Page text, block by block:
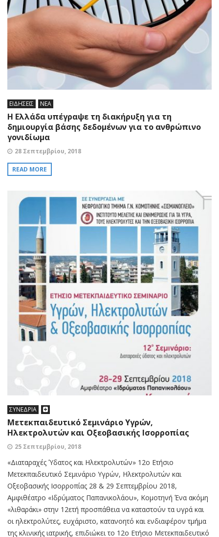
ΕΙΔΗΣΕΙΣ ΝΕΑ
H Ελλάδα υπέγραψε τη διακήρυξη για τη
δημιουργία βάσης δεδομένων για το ανθρώπινο
γονιδίωμα
28 Σεπτεμβρίου, 2018
READ MORE
ΣΥΝΕΔΡΙΑ
Μετεκπαιδευτικό Σεμινάριο Υγρών,
Ηλεκτρολυτών και Οξεοβασικής Ισορροπίας
25 Σεπτεμβρίου, 2018
«Διαταραχές Ύδατος και Ηλεκτρολυτών» 12ο Ετήσιο
Μετεκπαιδευτικό Σεμινάριο Υγρών, Ηλεκτρολυτών και
Οξεοβασικής Ισορροπίας 28 & 29 Σεπτεμβρίου 2018,
Αμφιθέατρο «Ιδρύματος Παπανικολάου», Κομοτηνή Ένα ακόμη
«λιθαράκι» στην 12ετή προσπάθεια να καταστούν τα υγρά και
οι ηλεκτρολύτες, ευχάριστο, κατανοητό και ενδιαφέρον τμήμα
της κλινικής ιατρικής, επιδιώκει το 12ο Ετήσιο Μετεκπαιδευτικό